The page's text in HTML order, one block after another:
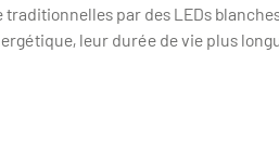
par des LEDs
leur durée de vie plus